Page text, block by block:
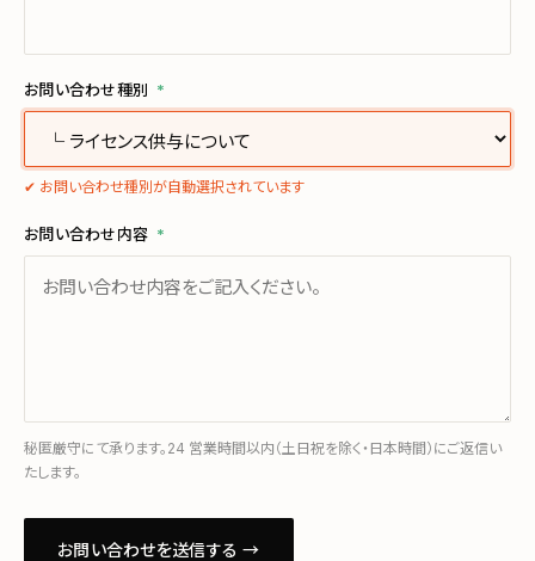
お問い合わせ種別 *
✔ お問い合わせ種別が自動選択されています
お問い合わせ内容 *
秘匿厳守にて承ります。24 営業時間以内（土日祝を除く・日本時間）にご返信い
たします。
お問い合わせを送信する →